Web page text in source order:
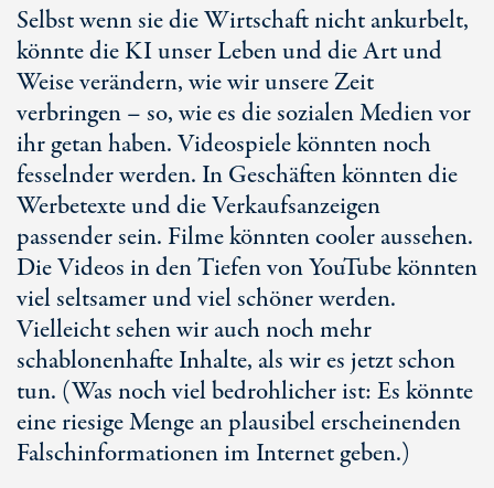
Selbst wenn sie die Wirtschaft nicht ankurbelt,
könnte die KI unser Leben und die Art und
Weise verändern, wie wir unsere Zeit
verbringen – so, wie es die sozialen Medien vor
ihr getan haben. Videospiele könnten noch
fesselnder werden. In Geschäften könnten die
Werbetexte und die Verkaufsanzeigen
passender sein. Filme könnten cooler aussehen.
Die Videos in den Tiefen von YouTube könnten
viel seltsamer und viel schöner werden.
Vielleicht sehen wir auch noch mehr
schablonenhafte Inhalte, als wir es jetzt schon
tun. (Was noch viel bedrohlicher ist: Es könnte
eine riesige Menge an plausibel erscheinenden
Falschinformationen im Internet geben.)